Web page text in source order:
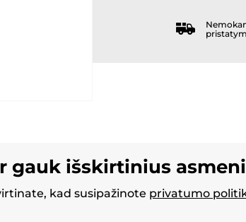
gauk išskirtinius
kad susipažinote privatumo